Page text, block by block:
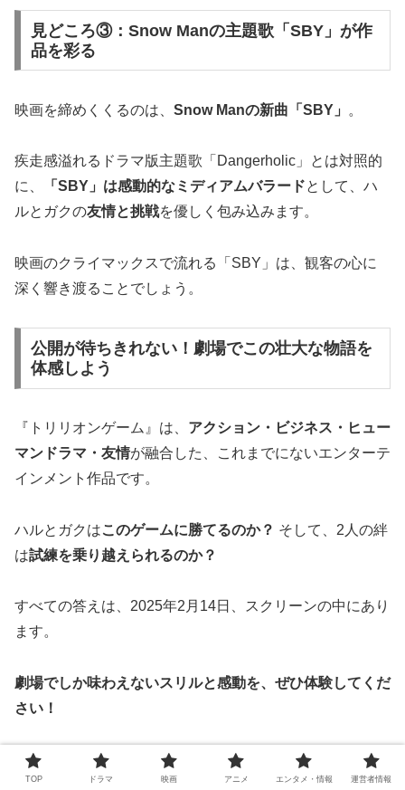
見どころ③：Snow Manの主題歌「SBY」が作
品を彩る
映画を締めくくるのは、 Snow Manの新曲「SBY」 。
疾走感溢れるドラマ版主題歌「Dangerholic」とは対照的
に、
「SBY」は感動的なミディアムバラードとして、ハ
ルとガクの友情と挑戦を優しく包み込みます。
映画のクライマックスで流れる「SBY」は、観客の心に
深く響き渡ることでしょう。
公開が待ちきれない！劇場でこの壮大な物語を
体感しよう
『トリリオンゲーム』は、 アクション・ビジネス・ヒュー
マンドラマ・友情が融合した、これまでにないエンターテ
インメント作品です。
ハルとガクはこのゲームに勝てるのか？ そして、2人の絆
は試練を乗り越えられるのか？
すべての答えは、2025年2月14日、スクリーンの中にあり
ます。
劇場でしか味わえないスリルと感動を、ぜひ体験してくだ
さい！
この記事のまとめ
TOP ドラマ 映画 アニメ エンタメ・情報 運営者情報